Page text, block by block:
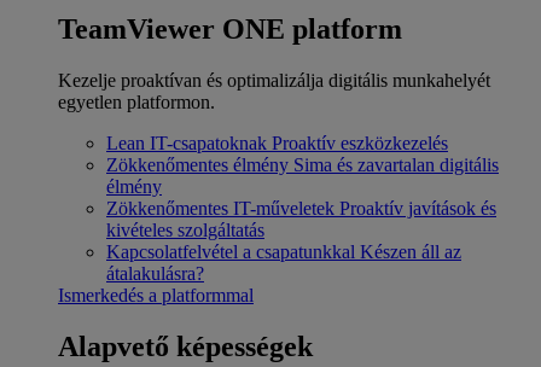
TeamViewer ONE platform
Kezelje proaktívan és optimalizálja digitális munkahelyét
egyetlen platformon.
Lean IT-csapatoknak Proaktív eszközkezelés
Zökkenőmentes élmény Sima és zavartalan digitális
élmény
Zökkenőmentes IT-műveletek Proaktív javítások és
kivételes szolgáltatás
Kapcsolatfelvétel a csapatunkkal Készen áll az
átalakulásra?
Ismerkedés a platformmal
Alapvető képességek